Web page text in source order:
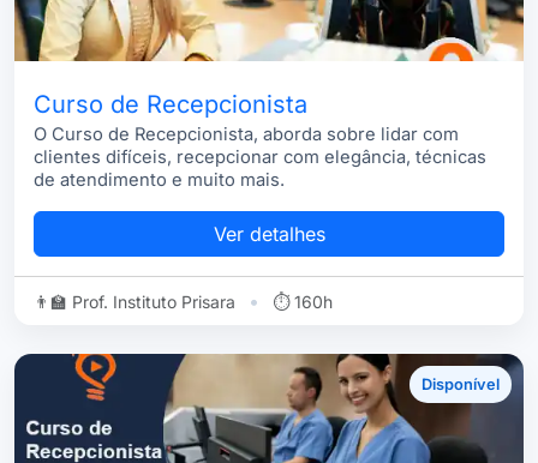
Curso de Recepcionista
O Curso de Recepcionista, aborda sobre lidar com
clientes difíceis, recepcionar com elegância, técnicas
de atendimento e muito mais.
Ver detalhes
👨‍🏫 Prof. Instituto Prisara • ⏱ 160h
Disponível